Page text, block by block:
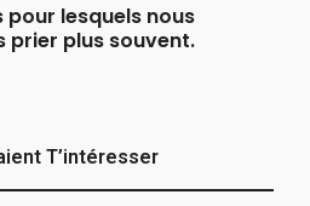
pour lesquels nous
prier plus souvent.
T’intéresser